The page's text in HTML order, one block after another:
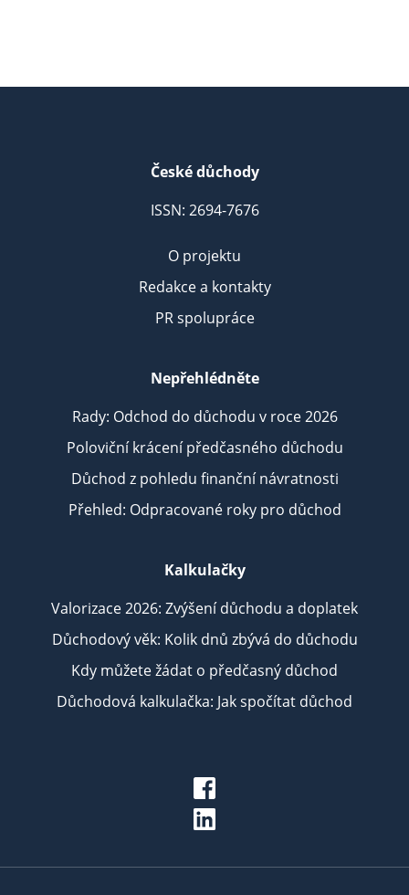
České důchody
ISSN: 2694-7676
O projektu
Redakce a kontakty
PR spolupráce
Nepřehlédněte
Rady: Odchod do důchodu v roce 2026
Poloviční krácení předčasného důchodu
Důchod z pohledu finanční návratnosti
Přehled: Odpracované roky pro důchod
Kalkulačky
Valorizace 2026: Zvýšení důchodu a doplatek
Důchodový věk: Kolik dnů zbývá do důchodu
Kdy můžete žádat o předčasný důchod
Důchodová kalkulačka: Jak spočítat důchod